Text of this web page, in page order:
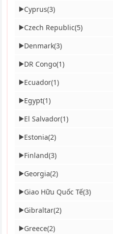
▶Cyprus(3)
▶Czech Republic(5)
▶Denmark(3)
▶DR Congo(1)
▶Ecuador(1)
▶Egypt(1)
▶El Salvador(1)
▶Estonia(2)
▶Finland(3)
▶Georgia(2)
▶Giao Hữu Quốc Tế(3)
▶Gibraltar(2)
▶Greece(2)